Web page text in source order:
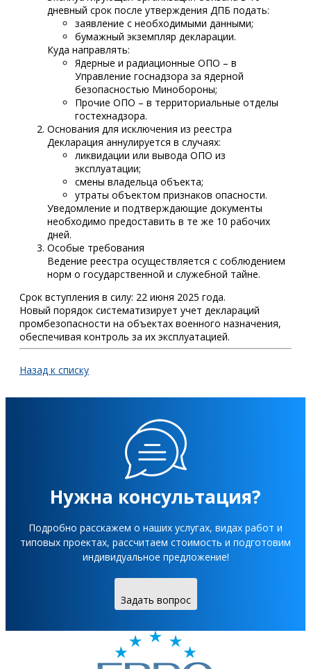
дневный срок после утверждения ДПБ подать:
заявление с необходимыми данными;
бумажный экземпляр декларации.
Куда направлять:
Ядерные и радиационные ОПО – в
Управление госнадзора за ядерной
безопасностью Минобороны;
Прочие ОПО – в территориальные отделы
гостехнадзора.
Основания для исключения из реестра
Декларация аннулируется в случаях:
ликвидации или вывода ОПО из
эксплуатации;
смены владельца объекта;
утраты объектом признаков опасности.
Уведомление и подтверждающие документы
необходимо предоставить в те же 10 рабочих
дней.
Особые требования
Ведение реестра осуществляется с соблюдением
норм о государственной и служебной тайне.
Срок вступления в силу: 22 июня 2025 года.
Новый порядок систематизирует учет деклараций
промбезопасности на объектах военного назначения,
обеспечивая контроль за их эксплуатацией.
Назад к списку
Нужна консультация?
Подробно расскажем о наших услугах, видах работ и
типовых проектах, рассчитаем стоимость и подготовим
индивидуальное предложение!
Задать вопрос